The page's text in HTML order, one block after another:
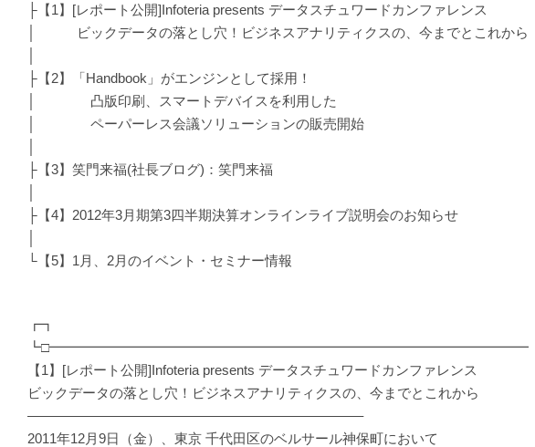
├【1】[レポート公開]Infoteria presents データスチュワードカンファレンス
│ ビックデータの落とし穴！ビジネスアナリティクスの、今までとこれから
├【2】「Handbook」がエンジンとして採用！
│ 凸版印刷、スマートデバイスを利用した
│ ペーパーレス会議ソリューションの販売開始
├【3】笑門来福(社長ブログ)：笑門来福
├【4】2012年3月期第3四半期決算オンラインライブ説明会のお知らせ
└【5】1月、2月のイベント・セミナー情報
┏┓
┗□━━━━━━━━━━━━━━━━━━━━━━━━━━━━━━━━━━━
【1】[レポート公開]Infoteria presents データスチュワードカンファレンス
ビックデータの落とし穴！ビジネスアナリティクスの、今までとこれから
————————————————————————–
2011年12月9日（金）、東京 千代田区のベルサール神保町において